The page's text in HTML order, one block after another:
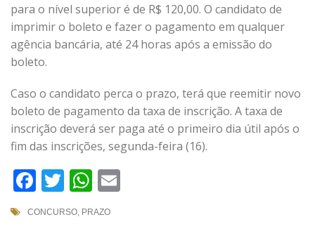
para o nível superior é de R$ 120,00. O candidato de
imprimir o boleto e fazer o pagamento em qualquer
agência bancária, até 24 horas após a emissão do
boleto.
Caso o candidato perca o prazo, terá que reemitir novo
boleto de pagamento da taxa de inscrição. A taxa de
inscrição deverá ser paga até o primeiro dia útil após o
fim das inscrições, segunda-feira (16).
Facebook
TwitterWhatsApp
CONCURSO, PRAZO